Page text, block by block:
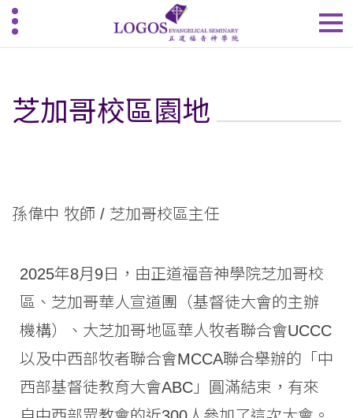
芝加哥校區園地
孫偉中 牧師 / 芝加哥校區主任
2025年8月9日，由正道福音神學院芝加哥校
區、芝加哥華人宣道團（基督徒大會的主辦
機構）、大芝加哥地區華人牧者聯合會UCCC
以及中西部牧者聯合會MCCA聯合舉辦的「中
西部基督徒教育大會ABC」圓滿結束，有來